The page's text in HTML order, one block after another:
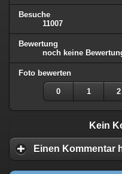
Besuche
11007
Bewertung
noch keine
Foto bewerten
0 1 2
Kein
Einen Kommentar